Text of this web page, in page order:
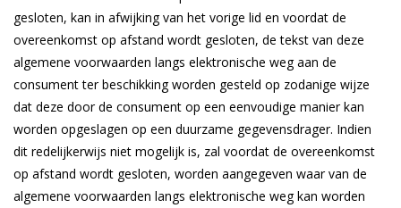
gesloten, kan in afwijking van het vorige lid en voordat de
overeenkomst op afstand wordt gesloten, de tekst van deze
algemene voorwaarden langs elektronische weg aan de
consument ter beschikking worden gesteld op zodanige wijze
dat deze door de consument op een eenvoudige manier kan
worden opgeslagen op een duurzame gegevensdrager. Indien
dit redelijkerwijs niet mogelijk is, zal voordat de overeenkomst
op afstand wordt gesloten, worden aangegeven waar van de
algemene voorwaarden langs elektronische weg kan worden